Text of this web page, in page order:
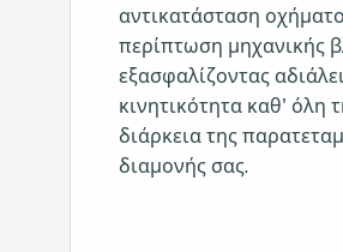
αντικατάσταση
περίπτωση μηχανικής
εξασφαλίζοντας
κινητικότητα καθ' όλη
διάρκεια της
διαμονής σας.